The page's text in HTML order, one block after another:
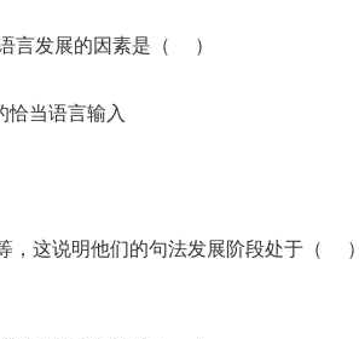
言发展的因素是（ ）
恰当语言输入
，这说明他们的句法发展阶段处于（ ）